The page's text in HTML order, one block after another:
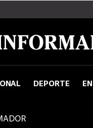
DEPORTE